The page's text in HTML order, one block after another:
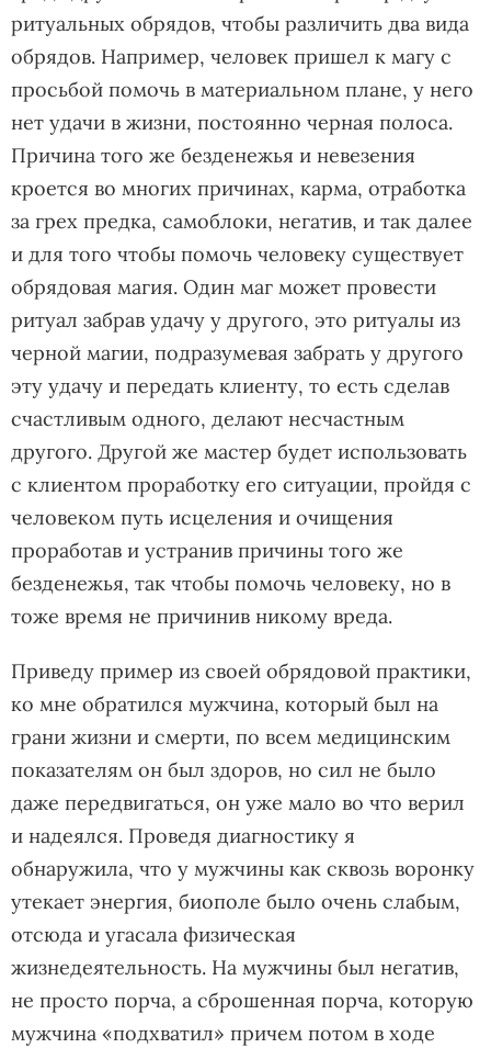
ритуальных обрядов, чтобы различить два вида
обрядов. Например, человек пришел к магу с
просьбой помочь в материальном плане, у него
нет удачи в жизни, постоянно черная полоса.
Причина того же безденежья и невезения
кроется во многих причинах, карма, отработка
за грех предка, самоблоки, негатив, и так далее
и для того чтобы помочь человеку существует
обрядовая магия. Один маг может провести
ритуал забрав удачу у другого, это ритуалы из
черной магии, подразумевая забрать у другого
эту удачу и передать клиенту, то есть сделав
счастливым одного, делают несчастным
другого. Другой же мастер будет использовать
с клиентом проработку его ситуации, пройдя с
человеком путь исцеления и очищения
проработав и устранив причины того же
безденежья, так чтобы помочь человеку, но в
тоже время не причинив никому вреда.
Приведу пример из своей обрядовой практики,
ко мне обратился мужчина, который был на
грани жизни и смерти, по всем медицинским
показателям он был здоров, но сил не было
даже передвигаться, он уже мало во что верил
и надеялся. Проведя диагностику я
обнаружила, что у мужчины как сквозь воронку
утекает энергия, биополе было очень слабым,
отсюда и угасала физическая
жизнедеятельность. На мужчины был негатив,
не просто порча, а сброшенная порча, которую
мужчина «подхватил» причем потом в ходе